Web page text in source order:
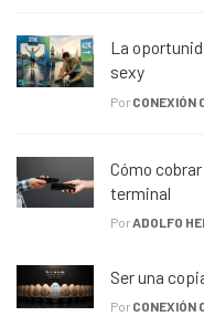
La
sexy
Por CONEXIÓN
Cómo
terminal
PorADOLFO
Ser una
Por CONEXIÓN